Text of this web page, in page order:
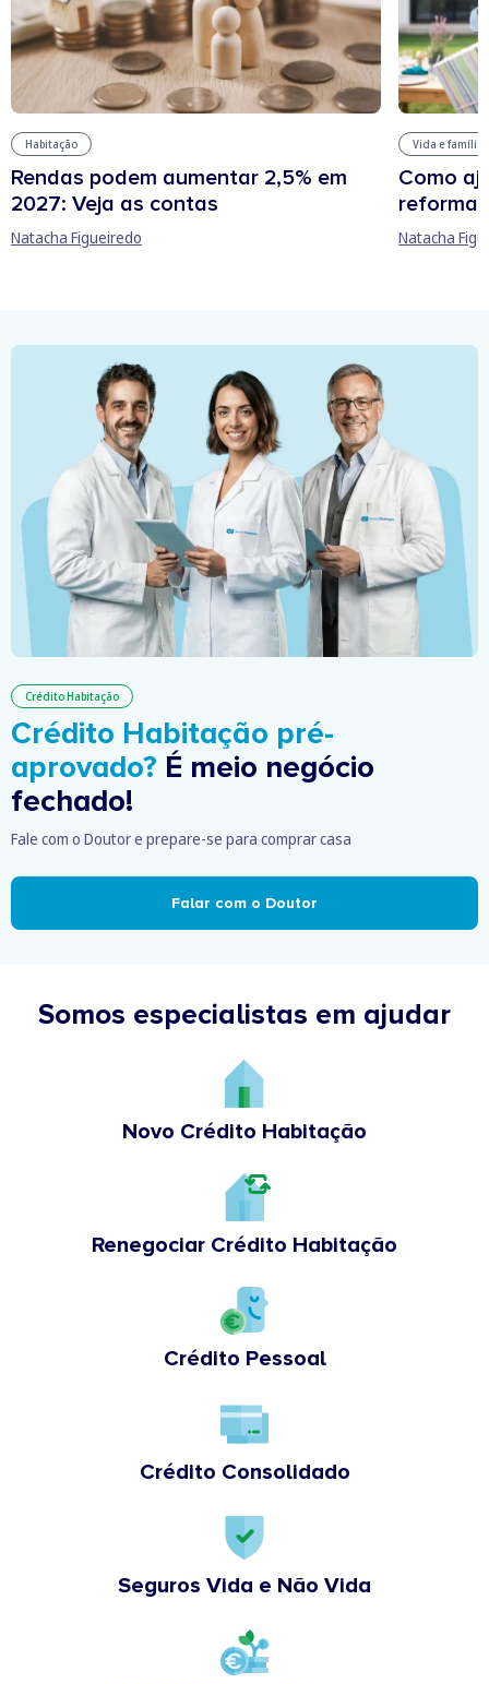
Habitação
Rendas podem aumentar 2,5% em
2027: Veja as contas
Natacha Figueiredo
Vida e família
Como
reforma
Natacha
Crédito Habitação
Crédito Habitação pré-
aprovado? É meio negócio
fechado!
Fale com o Doutor e prepare-se para comprar casa
Falar com o Doutor
Somos especialistas em ajudar
Novo Crédito Habitação
Renegociar Crédito Habitação
Crédito Pessoal
Crédito Consolidado
Seguros Vida e Não Vida